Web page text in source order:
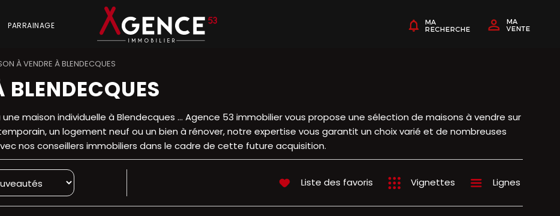
PARRAINAGE
À VENDRE À BLENDECQUES
maison individuelle à Blendecques ... Agence 53 immobilier vous propose une sélection de maisons à vendre sur
un logement neuf ou un bien à rénover, notre expertise vous garantit un choix varié et de nombreuses
nos conseillers immobiliers dans le cadre de cette future acquisition.
Liste des favoris Vignettes Lignes